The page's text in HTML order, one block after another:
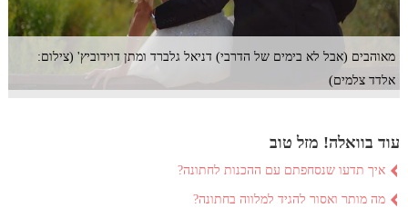
מאוהבים (אבל לא בימים של הדרבי) דניאל גלברד ומתן דוידוביץ' (צילום:
אלדד צלמים)
עוד בוואלה! מזל טוב
איך תדעו שנסחפתם עם ההכנות לחתונה?
מה מותר ואסור להגיד למלווה בחתונה?